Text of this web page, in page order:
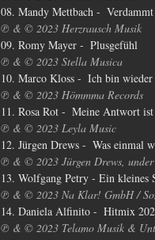
08. Mandy Mettbach -
℗ & © 2023 Herzrausch Musik
09. Romy Mayer -  Plusgefühl
℗ & © 2023 Stella Musica
10. Marco Kloss -  Ich bin
℗ & © 2023 Hömmma Records
11. Rosa Rot -  Meine Antwort
℗ & © 2023 Leyla Music
12. Jürgen Drews -  Was einmal
℗ & © 2023 Jürgen Drews,
13. Wolfgang Petry - Ein kleines
℗ & © 2023 Na Klar! GmbH /
14. Daniela Alfinito -  Hitmix
℗ & © 2023 Telamo Musik &